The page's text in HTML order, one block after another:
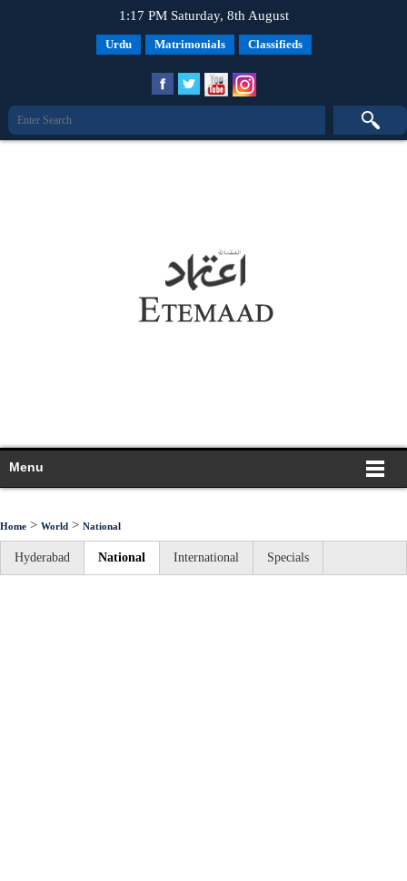
1:17 PM Saturday, 8th August
Urdu Matrimonials Classifieds
Menu
Home > World > National
Hyderabad National International Specials